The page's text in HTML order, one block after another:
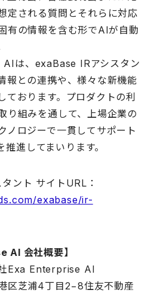
定される質問とそれらに対応
有の情報を含む形でAIが自動
は、exaBase IRアシスタン
報との連携や、様々な新機能
ております。プロダクトの利
り組みを通して、上場企業の
ノロジーで一貫してサポート
進してまいります。
ント サイトURL：
exabase/ir-
AI 会社概要】
Exa Enterprise AI
区芝浦4丁目2−8住友不動産